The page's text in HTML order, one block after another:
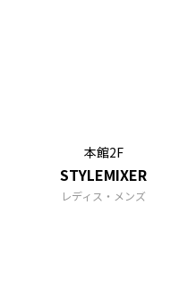
本館2F
STYLEMIXER
レディス・メンズ